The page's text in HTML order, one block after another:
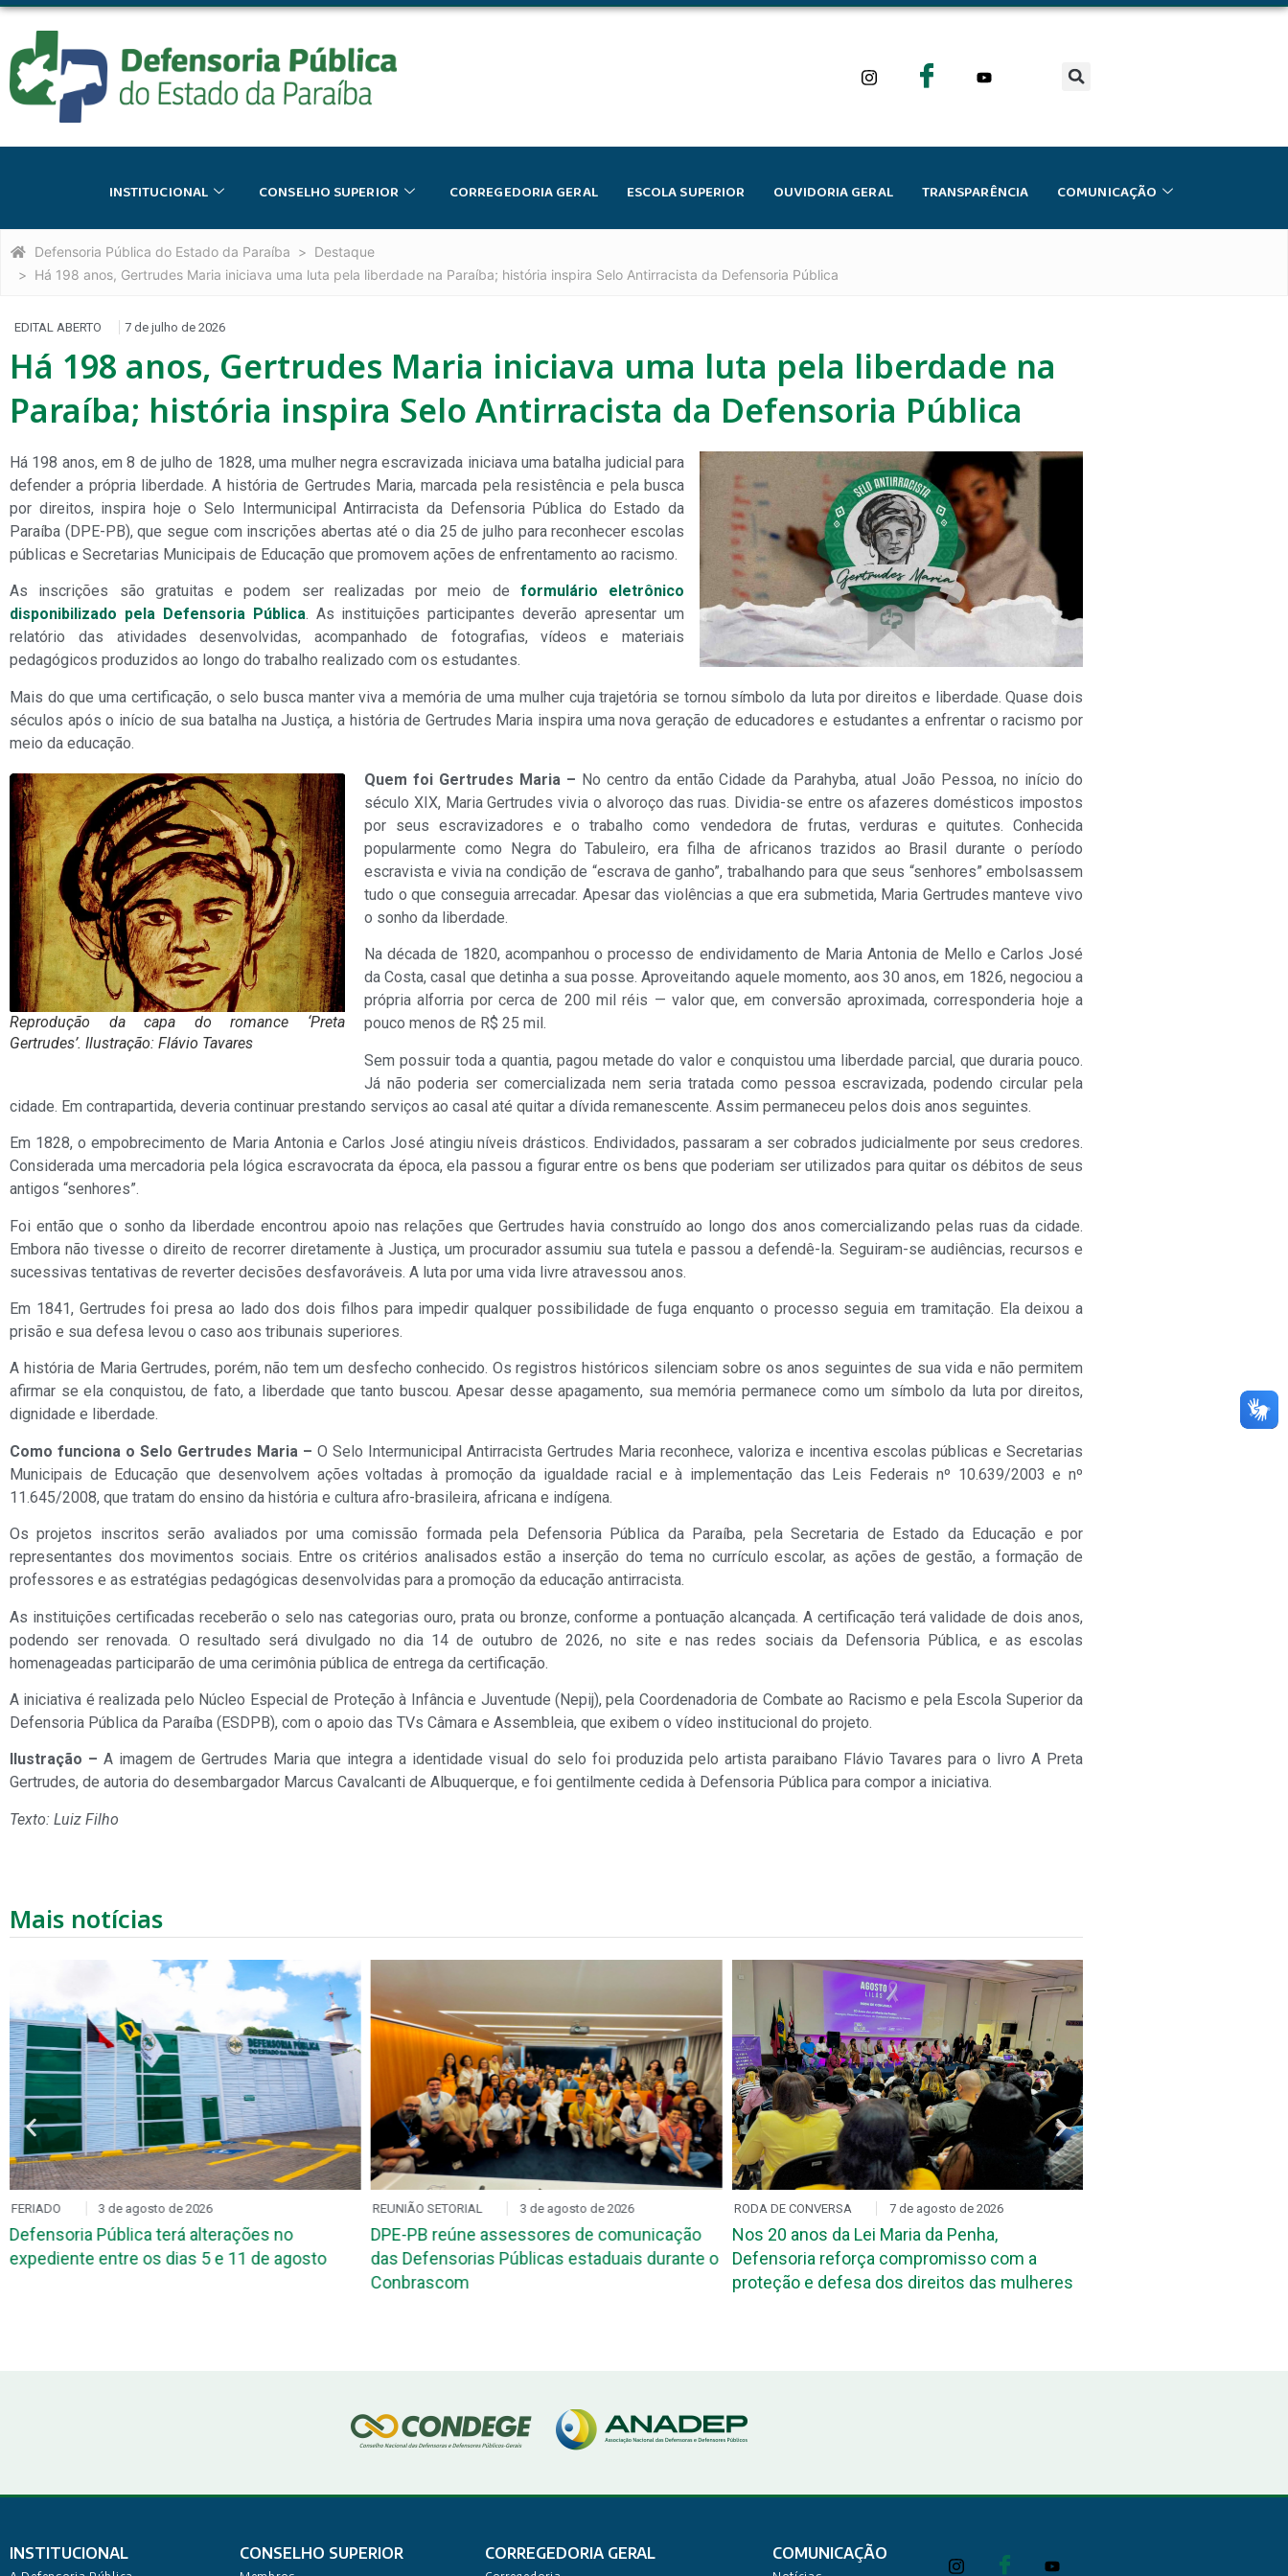
INSTITUCIONAL CONSELHO SUPERIOR CORREGEDORIA GERAL ESCOLA SUPERIOR OUVIDORIA GERAL TRANSPARÊNCIA COMUNICAÇÃO
Defensoria Pública do Estado da Paraíba
Destaque
Há 198 anos, Gertrudes Maria iniciava uma luta pela liberdade na Paraíba; história inspira Selo Antirracista da Defensoria Pública
EDITAL ABERTO 7 de julho de 2026
Há 198 anos, Gertrudes Maria iniciava uma luta pela liberdade na
Paraíba; história inspira Selo Antirracista da Defensoria Pública
Há 198 anos, em 8 de julho de 1828, uma mulher negra escravizada iniciava uma batalha judicial para
defender a própria liberdade. A história de Gertrudes Maria, marcada pela resistência e pela busca
por direitos, inspira hoje o Selo Intermunicipal Antirracista da Defensoria Pública do Estado da
Paraíba (DPE-PB), que segue com inscrições abertas até o dia 25 de julho para reconhecer escolas
públicas e Secretarias Municipais de Educação que promovem ações de enfrentamento ao racismo.
As inscrições são gratuitas e podem ser realizadas por meio de formulário eletrônico
disponibilizado pela Defensoria Pública. As instituições participantes deverão apresentar um
relatório das atividades desenvolvidas, acompanhado de fotografias, vídeos e materiais
pedagógicos produzidos ao longo do trabalho realizado com os estudantes.
Mais do que uma certificação, o selo busca manter viva a memória de uma mulher cuja trajetória se tornou símbolo da luta por direitos e liberdade. Quase dois
séculos após o início de sua batalha na Justiça, a história de Gertrudes Maria inspira uma nova geração de educadores e estudantes a enfrentar o racismo por
meio da educação.
Reprodução da capa do romance ‘Preta
Gertrudes’. Ilustração: Flávio Tavares
Quem foi Gertrudes Maria – No centro da então Cidade da Parahyba, atual João Pessoa, no início do
século XIX, Maria Gertrudes vivia o alvoroço das ruas. Dividia-se entre os afazeres domésticos impostos
por seus escravizadores e o trabalho como vendedora de frutas, verduras e quitutes. Conhecida
popularmente como Negra do Tabuleiro, era filha de africanos trazidos ao Brasil durante o período
escravista e vivia na condição de “escrava de ganho”, trabalhando para que seus “senhores” embolsassem
tudo o que conseguia arrecadar. Apesar das violências a que era submetida, Maria Gertrudes manteve vivo
o sonho da liberdade.
Na década de 1820, acompanhou o processo de endividamento de Maria Antonia de Mello e Carlos José
da Costa, casal que detinha a sua posse. Aproveitando aquele momento, aos 30 anos, em 1826, negociou a
própria alforria por cerca de 200 mil réis — valor que, em conversão aproximada, corresponderia hoje a
pouco menos de R$ 25 mil.
Sem possuir toda a quantia, pagou metade do valor e conquistou uma liberdade parcial, que duraria pouco.
Já não poderia ser comercializada nem seria tratada como pessoa escravizada, podendo circular pela
cidade. Em contrapartida, deveria continuar prestando serviços ao casal até quitar a dívida remanescente. Assim permaneceu pelos dois anos seguintes.
Em 1828, o empobrecimento de Maria Antonia e Carlos José atingiu níveis drásticos. Endividados, passaram a ser cobrados judicialmente por seus credores.
Considerada uma mercadoria pela lógica escravocrata da época, ela passou a figurar entre os bens que poderiam ser utilizados para quitar os débitos de seus
antigos “senhores”.
Foi então que o sonho da liberdade encontrou apoio nas relações que Gertrudes havia construído ao longo dos anos comercializando pelas ruas da cidade.
Embora não tivesse o direito de recorrer diretamente à Justiça, um procurador assumiu sua tutela e passou a defendê-la. Seguiram-se audiências, recursos e
sucessivas tentativas de reverter decisões desfavoráveis. A luta por uma vida livre atravessou anos.
Em 1841, Gertrudes foi presa ao lado dos dois filhos para impedir qualquer possibilidade de fuga enquanto o processo seguia em tramitação. Ela deixou a
prisão e sua defesa levou o caso aos tribunais superiores.
A história de Maria Gertrudes, porém, não tem um desfecho conhecido. Os registros históricos silenciam sobre os anos seguintes de sua vida e não permitem
afirmar se ela conquistou, de fato, a liberdade que tanto buscou. Apesar desse apagamento, sua memória permanece como um símbolo da luta por direitos,
dignidade e liberdade.
Como funciona o Selo Gertrudes Maria – O Selo Intermunicipal Antirracista Gertrudes Maria reconhece, valoriza e incentiva escolas públicas e Secretarias
Municipais de Educação que desenvolvem ações voltadas à promoção da igualdade racial e à implementação das Leis Federais nº 10.639/2003 e nº
11.645/2008, que tratam do ensino da história e cultura afro-brasileira, africana e indígena.
Os projetos inscritos serão avaliados por uma comissão formada pela Defensoria Pública da Paraíba, pela Secretaria de Estado da Educação e por
representantes dos movimentos sociais. Entre os critérios analisados estão a inserção do tema no currículo escolar, as ações de gestão, a formação de
professores e as estratégias pedagógicas desenvolvidas para a promoção da educação antirracista.
As instituições certificadas receberão o selo nas categorias ouro, prata ou bronze, conforme a pontuação alcançada. A certificação terá validade de dois anos,
podendo ser renovada. O resultado será divulgado no dia 14 de outubro de 2026, no site e nas redes sociais da Defensoria Pública, e as escolas
homenageadas participarão de uma cerimônia pública de entrega da certificação.
A iniciativa é realizada pelo Núcleo Especial de Proteção à Infância e Juventude (Nepij), pela Coordenadoria de Combate ao Racismo e pela Escola Superior da
Defensoria Pública da Paraíba (ESDPB), com o apoio das TVs Câmara e Assembleia, que exibem o vídeo institucional do projeto.
Ilustração – A imagem de Gertrudes Maria que integra a identidade visual do selo foi produzida pelo artista paraibano Flávio Tavares para o livro A Preta
Gertrudes, de autoria do desembargador Marcus Cavalcanti de Albuquerque, e foi gentilmente cedida à Defensoria Pública para compor a iniciativa.
Texto: Luiz Filho
Mais notícias
FERIADO 3 de agosto de 2026
Defensoria Pública terá alterações no
expediente entre os dias 5 e 11 de agosto
REUNIÃO SETORIAL 3 de agosto de 2026
DPE-PB reúne assessores de comunicação
das Defensorias Públicas estaduais durante o
Conbrascom
RODA DE CONVERSA 7 de agosto de 2026
Nos 20 anos da Lei Maria da Penha,
Defensoria reforça compromisso com a
proteção e defesa dos direitos das mulheres
INSTITUCIONAL CONSELHO SUPERIOR CORREGEDORIA GERAL COMUNICAÇÃO